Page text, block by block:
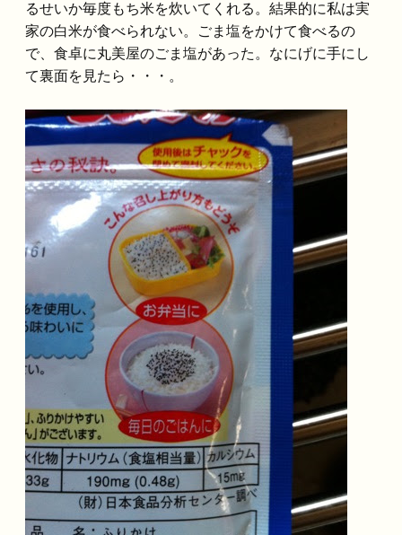
るせいか毎度もち米を炊いてくれる。結果的に私は実
家の白米が食べられない。ごま塩をかけて食べるの
で、食卓に丸美屋のごま塩があった。なにげに手にし
て裏面を見たら・・・。